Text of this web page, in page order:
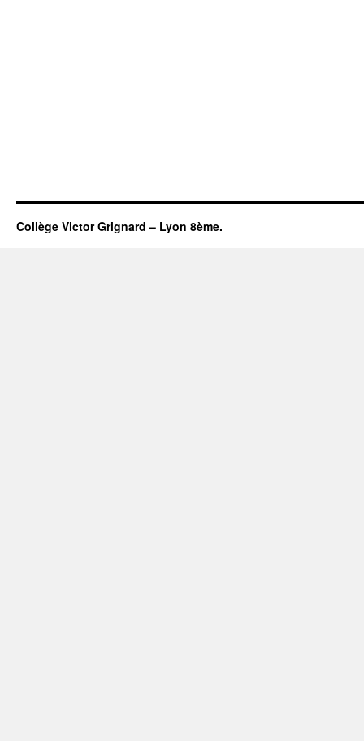
Collège Victor Grignard – Lyon 8ème.